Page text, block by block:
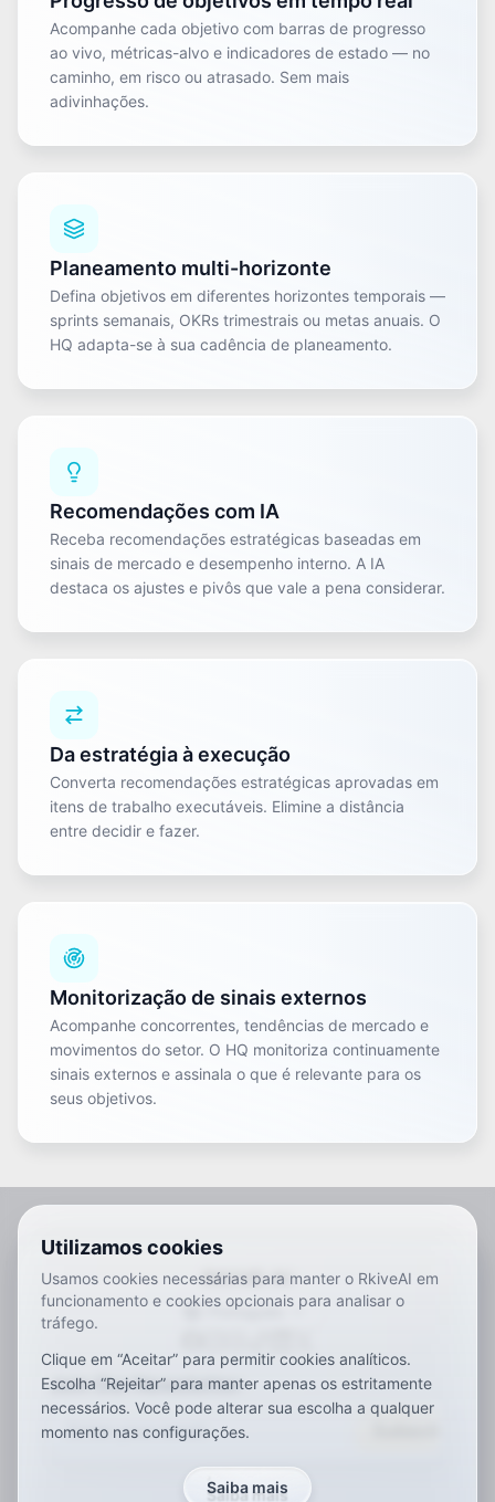
Acompanhe cada objetivo com barras de progresso
ao vivo, métricas-alvo e indicadores de estado — no
caminho, em risco ou atrasado. Sem mais
adivinhações.
Planeamento multi-horizonte
Defina objetivos em diferentes horizontes temporais —
sprints semanais, OKRs trimestrais ou metas anuais. O
HQ adapta-se à sua cadência de planeamento.
Recomendações com IA
Receba recomendações estratégicas baseadas em
sinais de mercado e desempenho interno. A IA
destaca os ajustes e pivôs que vale a pena considerar.
Da estratégia à execução
Converta recomendações estratégicas aprovadas em
itens de trabalho executáveis. Elimine a distância
entre decidir e fazer.
Monitorização de sinais externos
Acompanhe concorrentes, tendências de mercado e
movimentos do setor. O HQ monitoriza continuamente
sinais externos e assinala o que é relevante para os
seus objetivos.
Utilizamos cookies
Usamos cookies necessárias para manter o RkiveAI em
funcionamento e cookies opcionais para analisar o
tráfego.
Clique em “Aceitar” para permitir cookies analíticos.
Escolha “Rejeitar” para manter apenas os estritamente
necessários. Você pode alterar sua escolha a qualquer
momento nas configurações.
Saiba mais
RKIVE AI
Português
Join Our Newsletter